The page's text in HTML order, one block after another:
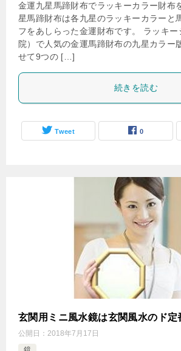
金運九星馬蹄財布でラッキーカラー財布
星馬蹄財布は各九星のラッキーカラーと
フをあしらった金運財布です。 ラッキー
院）で人気の金運馬蹄財布の九星カラー
せて9つの […]
続きを読む
Tweet 0
玄関用ミニ風水鏡は玄関風水のド定
公開日： 2018年7月17日